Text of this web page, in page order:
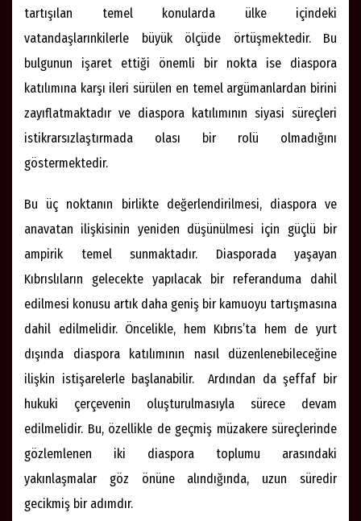
tartışılan temel konularda ülke içindeki
vatandaşlarınkilerle büyük ölçüde örtüşmektedir. Bu
bulgunun işaret ettiği önemli bir nokta ise diaspora
katılımına karşı ileri sürülen en temel argümanlardan birini
zayıflatmaktadır ve diaspora katılımının siyasi süreçleri
istikrarsızlaştırmada olası bir rolü olmadığını
göstermektedir.
Bu üç noktanın birlikte değerlendirilmesi, diaspora ve
anavatan ilişkisinin yeniden düşünülmesi için güçlü bir
ampirik temel sunmaktadır. Diasporada yaşayan
Kıbrıslıların gelecekte yapılacak bir referanduma dahil
edilmesi konusu artık daha geniş bir kamuoyu tartışmasına
dahil edilmelidir. Öncelikle, hem Kıbrıs’ta hem de yurt
dışında diaspora katılımının nasıl düzenlenebileceğine
ilişkin istişarelerle başlanabilir. Ardından da şeffaf bir
hukuki çerçevenin oluşturulmasıyla sürece devam
edilmelidir. Bu, özellikle de geçmiş müzakere süreçlerinde
gözlemlenen iki diaspora toplumu arasındaki
yakınlaşmalar göz önüne alındığında, uzun süredir
gecikmiş bir adımdır.